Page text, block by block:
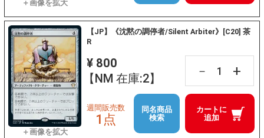
【JP】《沈黙の調停者/Silent Arbiter》[C20] 茶
R
¥ 800
【NM 在庫:2】
－ +
カートに
追加
週間販売数
1点
同名商品
検索